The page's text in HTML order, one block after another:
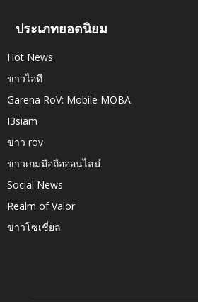
ประเภทยอดนิยม
Hot News
ข่าวไอที
Garena RoV: Mobile MOBA
I3siam
ข่าว rov
ข่าวเกมมือถือออนไลน์
Social News
Realm of Valor
ข่าวโซเชี่ยล